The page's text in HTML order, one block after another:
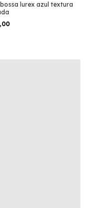
lurex azul textura